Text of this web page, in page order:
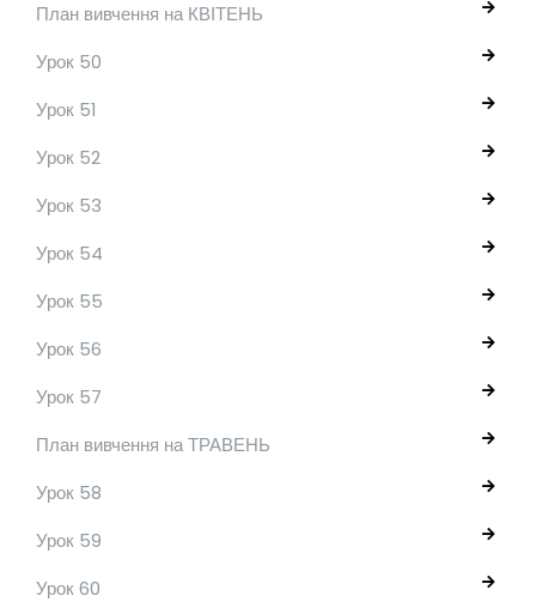
План вивчення на КВІТЕНЬ
Урок 50
Урок 51
Урок 52
Урок 53
Урок 54
Урок 55
Урок 56
Урок 57
План вивчення на ТРАВЕНЬ
Урок 58
Урок 59
Урок 60